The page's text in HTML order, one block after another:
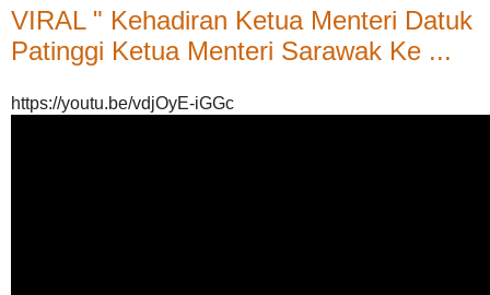
VIRAL " Kehadiran Ketua Menteri Datuk
Patinggi Ketua Menteri Sarawak Ke ...
https://youtu.be/vdjOyE-iGGc